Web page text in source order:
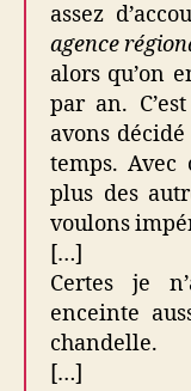
assez
agence
alors qu’on
par an.
avons
temps. Avec
plus des
voulons
[…]
Certes je
enceinte
chandelle.
[…]